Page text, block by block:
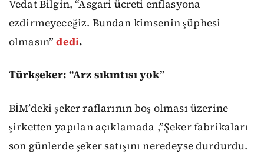
Vedat Bilgin, “Asgari ücreti enflasyona
ezdirmeyeceğiz. Bundan kimsenin şüphesi
olmasın” dedi.
Türkşeker: “Arz sıkıntısı yok”
BİM’deki şeker raflarının boş olması üzerine
şirketten yapılan açıklamada ,”Şeker fabrikaları
son günlerde şeker satışını neredeyse durdurdu.